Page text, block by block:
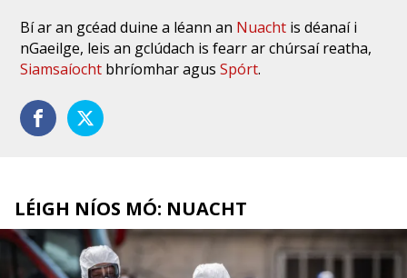
Bí ar an gcéad duine a léann an Nuacht is déanaí i
nGaeilge, leis an gclúdach is fearr ar chúrsaí reatha,
Siamsaíocht bhríomhar agusSpórt.
LÉIGH NÍOS MÓ: NUACHT